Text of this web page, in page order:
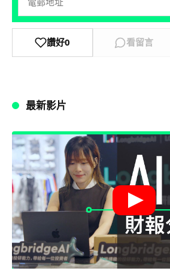
讚好0 看留言
最新影片